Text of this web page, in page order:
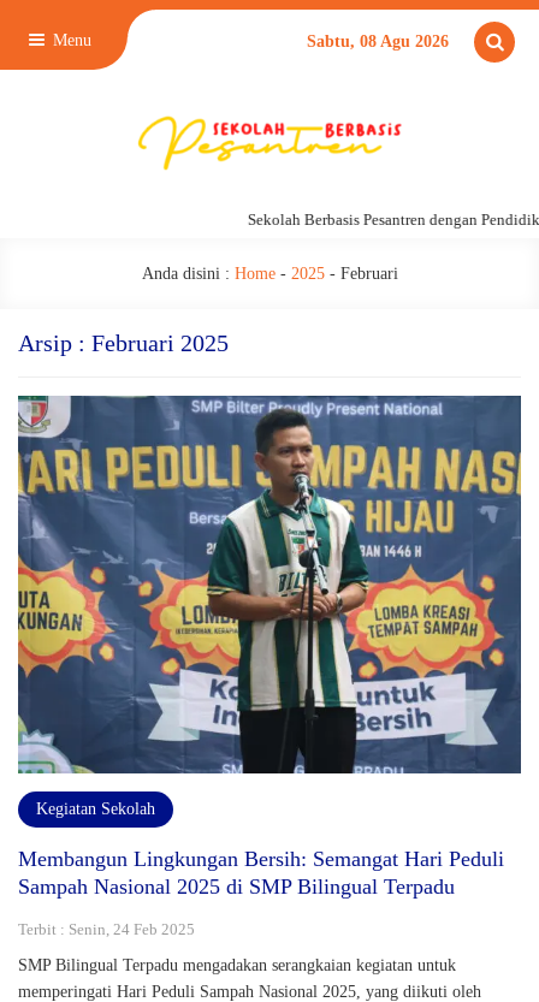
Menu Sabtu, 08 Agu 2026
Sekolah Berbasis Pesantren dengan Pendidikan
Anda disini : Home- 2025- Februari
Arsip : Februari 2025
Kegiatan Sekolah
Membangun Lingkungan Bersih: Semangat Hari Peduli
Sampah Nasional 2025 di SMP Bilingual Terpadu
Terbit : Senin, 24 Feb 2025
SMP Bilingual Terpadu mengadakan serangkaian kegiatan untuk
memperingati Hari Peduli Sampah Nasional 2025, yang diikuti oleh